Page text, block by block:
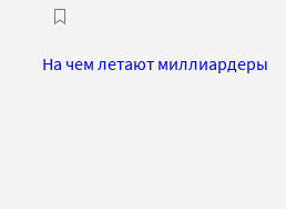
На чем летают миллиардеры